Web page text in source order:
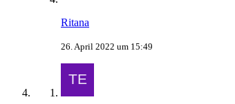
Ritana
26. April 2022 um 15:49